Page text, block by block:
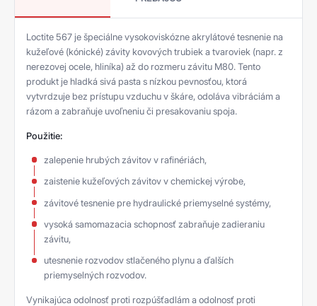
Loctite 567 je špeciálne vysokoviskózne akrylátové tesnenie na
kužeľové (kónické) závity kovových trubiek a tvaroviek (napr. z
nerezovej ocele, hliníka) až do rozmeru závitu M80. Tento
produkt je hladká sivá pasta s nízkou pevnosťou, ktorá
vytvrdzuje bez prístupu vzduchu v škáre, odoláva vibráciám a
rázom a zabraňuje uvoľneniu či presakovaniu spoja.
Použitie:
zalepenie hrubých závitov v rafinériách,
zaistenie kužeľových závitov v chemickej výrobe,
závitové tesnenie pre hydraulické priemyselné systémy,
vysoká samomazacia schopnosť zabraňuje zadieraniu
závitu,
utesnenie rozvodov stlačeného plynu a ďalších
priemyselných rozvodov.
Vynikajúca odolnosť proti rozpúšťadlám a odolnosť proti